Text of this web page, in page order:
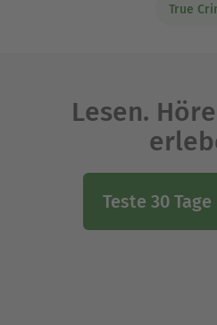
True
Lesen.
Teste 30